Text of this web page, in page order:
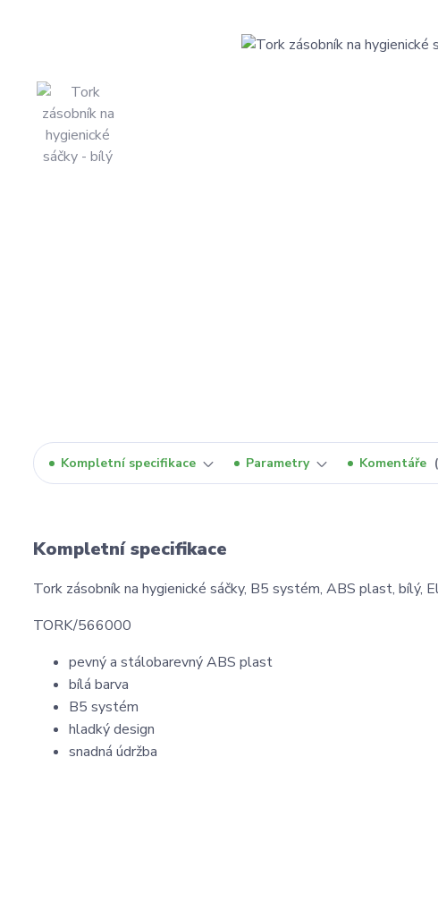
Kompletní specifikace Parametry Komentáře
Kompletní specifikace
Tork zásobník na hygienické sáčky, B5 systém, ABS plast, bílý,
TORK/566000
pevný a stálobarevný ABS plast
bílá barva
B5 systém
hladký design
snadná údržba